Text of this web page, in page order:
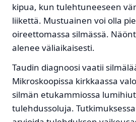
kipua, kun tulehtuneeseen
liikettä. Mustuainen voi olla
oireettomassa silmässä.
alenee väliaikaisesti.
Taudin diagnoosi vaatii
Mikroskoopissa kirkkaassa
silmän etukammiossa
tulehdussoluja.